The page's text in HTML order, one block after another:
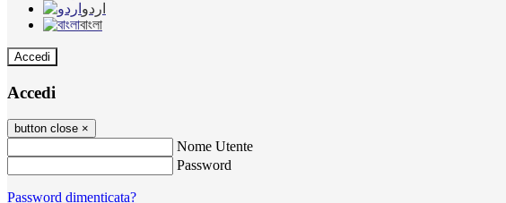
اردو
বাংলা
Accedi
Accedi
button close ×
Nome Utente
Password
Password dimenticata?